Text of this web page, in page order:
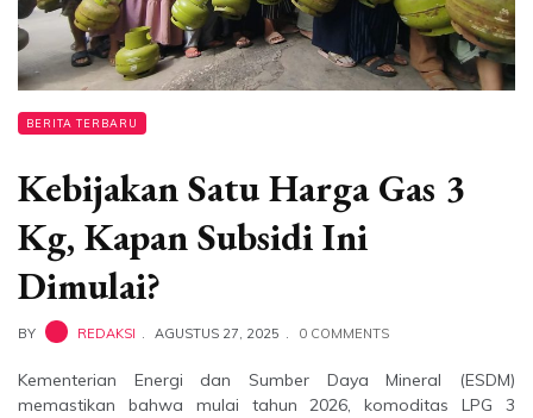
BERITA TERBARU
Kebijakan Satu Harga Gas 3
Kg, Kapan Subsidi Ini
Dimulai?
BY REDAKSI AGUSTUS 27, 2025 0 COMMENTS
Kementerian Energi dan Sumber Daya Mineral (ESDM)
memastikan bahwa mulai tahun 2026, komoditas LPG 3